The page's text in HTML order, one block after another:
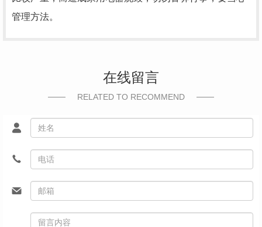
管理方法。
在线留言
RELATED TO RECOMMEND